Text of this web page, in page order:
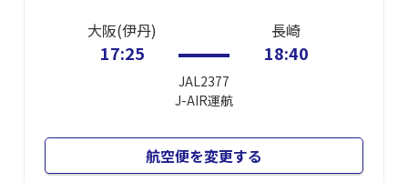
大阪(伊丹)
17:25
JAL2377
J-AIR運航
長崎
18:40
航空便を変更する